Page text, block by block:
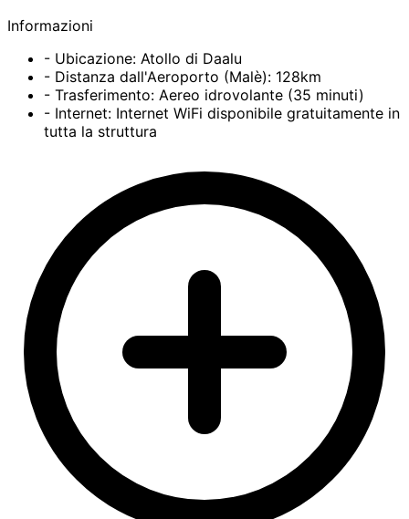
Informazioni
- Ubicazione: Atollo di Daalu
- Distanza dall'Aeroporto (Malè): 128km
- Trasferimento: Aereo idrovolante (35 minuti)
- Internet: Internet WiFi disponibile gratuitamente in
tutta la struttura